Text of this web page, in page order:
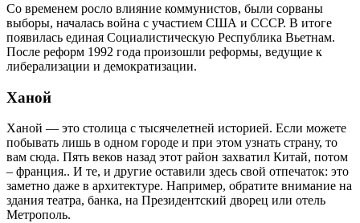
Со временем росло влияние коммунистов, были сорваны
выборы, началась война с участием США и СССР. В итоге
появилась единая Социалистическую Республика Вьетнам.
После реформ 1992 года произошли реформы, ведущие к
либерализации и демократизации.
Ханой
Ханой — это столица с тысячелетней историей. Если можете
побывать лишь в одном городе и при этом узнать страну, то
вам сюда. Пять веков назад этот район захватил Китай, потом
– франция.. И те, и другие оставили здесь свой отпечаток: это
заметно даже в архитектуре. Например, обратите внимание на
здания театра, банка, на Президентский дворец или отель
Метрополь.